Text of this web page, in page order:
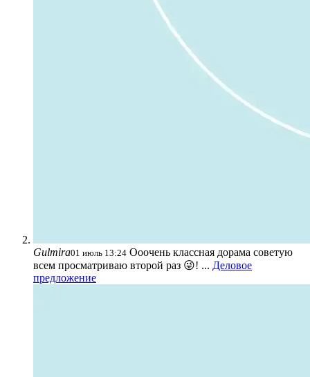
Gulmira01 июль 13:24 Ооочень классная дорама советую
всем просматриваю второй раз 😜! ... Деловое
предложение